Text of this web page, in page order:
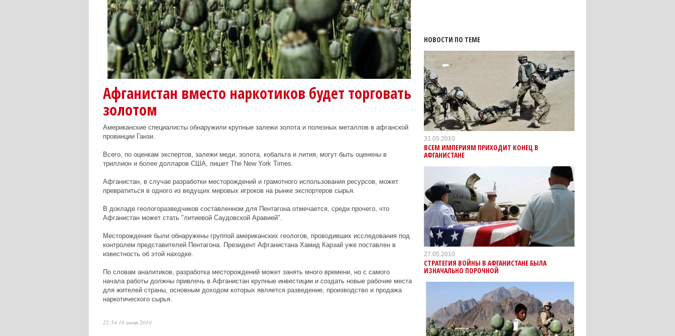
Афганистан вместо наркотиков будет торговать
золотом
Американские специалисты обнаружили крупные залежи золота и полезных металлов в афганской
провинции Ганзи.
Всего, по оценкам экспертов, залежи меди, золота, кобальта и лития, могут быть оценены в
триллион и более долларов США, пишет The New York Times.
Афганистан, в случае разработки месторождений и грамотного использования ресурсов, может
превратиться в одного из ведущих мировых игроков на рынке экспортеров сырья.
В докладе геологоразведчиков составленном для Пентагона отмечается, среди прочего, что
Афганистан может стать "литиевой Саудовской Аравией".
Месторождения были обнаружены группой американских геологов, проводивших исследования под
контролем представителей Пентагона. Президент Афганистана Хамид Карзай уже поставлен в
известность об этой находке.
По словам аналитиков, разработка месторождений может занять много времени, но с самого
начала работы должны привлечь в Афганистан крупные инвестиции и создать новые рабочие места
для жителей страны, основным доходом которых является разведение, производство и продажа
наркотического сырья.
22:54 16 июня 2010
НОВОСТИ ПО ТЕМЕ
31.05.2010
ВСЕМ ИМПЕРИЯМ ПРИХОДИТ КОНЕЦ В
АФГАНИСТАНЕ
27.05.2010
СТРАТЕГИЯ ВОЙНЫ В АФГАНИСТАНЕ БЫЛА
ИЗНАЧАЛЬНО ПОРОЧНОЙ